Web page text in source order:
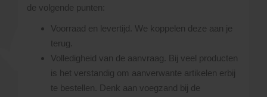
de volgende punten:
Voorraad en levertijd. We koppelen deze aan je
terug.
Volledigheid van de aanvraag. Bij veel producten
is het verstandig om aanverwante artikelen erbij
te bestellen. Denk aan voegzand bij de